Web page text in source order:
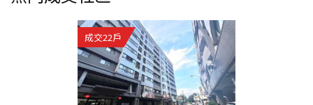
成交22戶